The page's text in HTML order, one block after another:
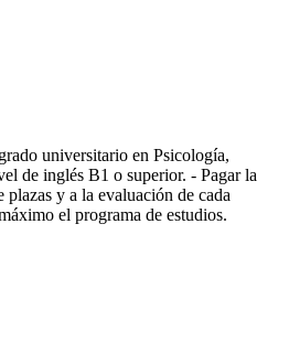
universitario en Psicología,
de inglés B1 o superior. - Pagar la
y a la evaluación de cada
el programa de estudios.